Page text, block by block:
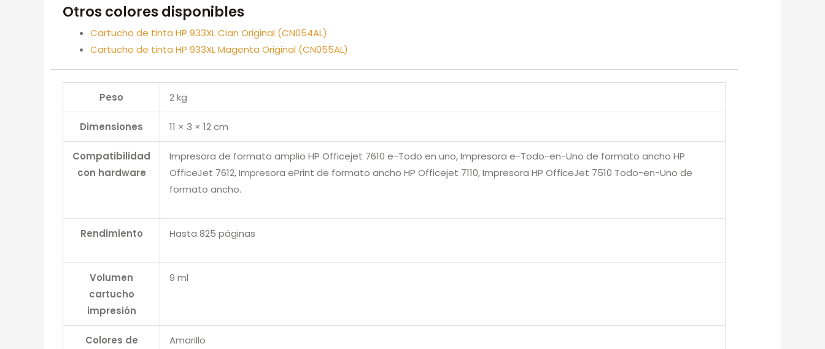
Otros colores disponibles
Cartucho de tinta HP 933XL Cian Original (CN054AL)
Cartucho de tinta HP 933XL Magenta Original (CN055AL)
Peso 2 kg
Dimensiones 11 × 3 × 12 cm
Compatibilidad
con hardware
Impresora de formato amplio HP Officejet 7610 e-Todo en uno, Impresora e-Todo-en-Uno de formato ancho HP
OfficeJet 7612, Impresora ePrint de formato ancho HP Officejet 7110, Impresora HP OfficeJet 7510 Todo-en-Uno de
formato ancho.
Rendimiento Hasta 825 páginas
Volumen
cartucho
impresión
9 ml
Colores de
Amarillo